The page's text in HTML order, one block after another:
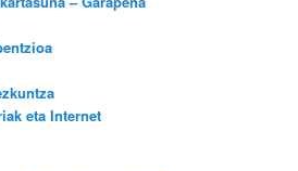
eta Internet